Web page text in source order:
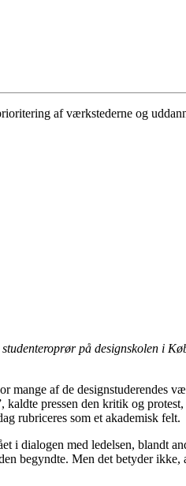
af værkstederne og
på designskolen i
mange af de designstuderendes
pressen den kritik og
rubriceres som et akademisk felt.
i dialogen med ledelsen, blandt
begyndte. Men det betyder ikke,